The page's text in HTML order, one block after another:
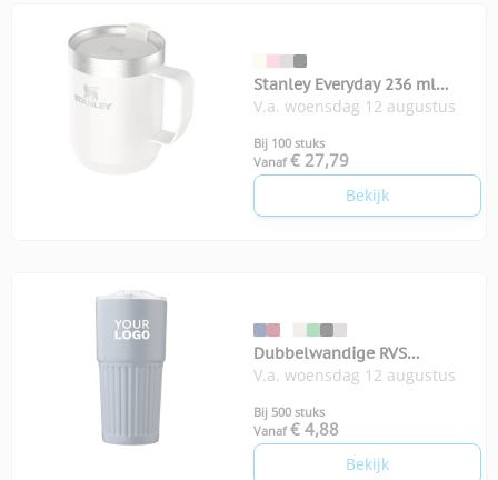
Stanley Everyday 236 ml
kampeermok
V.a. woensdag 12 augustus
Bij 100 stuks
Vanaf € 27,79
Bekijk
Dubbelwandige RVS
drinkbeker 500 ml Kael
V.a. woensdag 12 augustus
Bij 500 stuks
Vanaf € 4,88
Bekijk